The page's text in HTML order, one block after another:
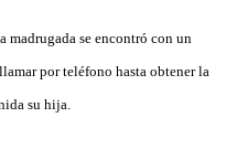
madrugada se encontró con un
por teléfono hasta obtener la
su hija.